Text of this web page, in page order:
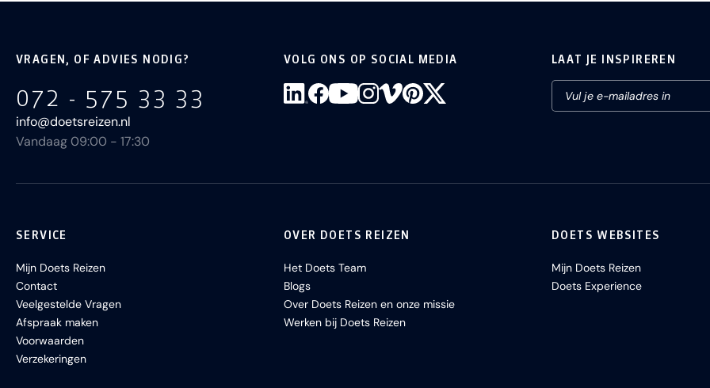
VRAGEN, OF ADVIES NODIG?
072 - 575 33 33
info@doetsreizen.nl
Vandaag 09:00 - 17:30
VOLG ONS OP SOCIAL MEDIA LAAT JE INSPIREREN
SERVICE
Mijn Doets Reizen
Contact
Veelgestelde Vragen
Afspraak maken
Voorwaarden
Verzekeringen
OVER DOETS REIZEN
Het Doets Team
Blogs
Over Doets Reizen en onze missie
Werken bij Doets Reizen
DOETS WEBSITES
Mijn Doets Reizen
Doets Experience